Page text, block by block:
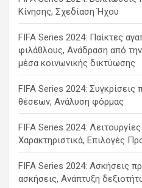
Κίνησης, Σχεδίαση Ήχου
FIFA Series 2024: Παίκτες
φιλάθλους, Ανάδραση από
μέσα κοινωνικής δικτύωσης
FIFA Series 2024: Συγκρίσεις
θέσεων, Ανάλυση φόρμας
FIFA Series 2024:
Χαρακτηριστικά, Επιλογές
FIFA Series 2024: Ασκήσεις
ασκήσεις, Ανάπτυξη